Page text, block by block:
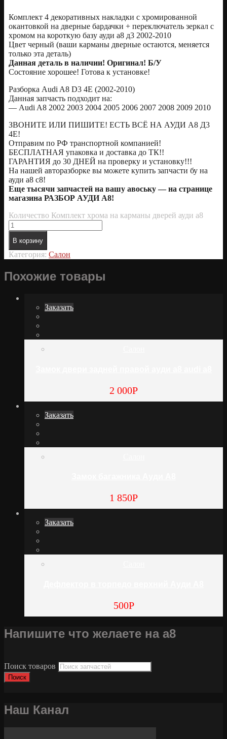
Комплект 4 декоративных накладки с хромированной
окантовкой на дверные бардачки + переключатель зеркал с
хромом на короткую базу ауди а8 д3 2002-2010
Цвет черный (ваши карманы дверные остаются, меняется
только эта деталь)
Данная деталь в наличии! Оригинал! Б/У
Состояние хорошее! Готова к установке!
Разборка Audi A8 D3 4E (2002-2010)
Данная запчасть подходит на:
— Audi A8 2002 2003 2004 2005 2006 2007 2008 2009 2010
ЗВОНИТЕ ИЛИ ПИШИТЕ! ЕСТЬ ВСЁ НА АУДИ А8 Д3
4Е!
Отправим по РФ транспортной компанией!
БЕСПЛАТНАЯ упаковка и доставка до ТК!!
ГАРАНТИЯ до 30 ДНЕЙ на проверку и установку!!!
На нашей авторазборке вы можете купить запчасти бу на
ауди а8 с8!
Еще тысячи запчастей на вашу авоську — на странице
магазина РАЗБОР АУДИ А8!
Количество Комплект хрома на карманы дверей ауди а8
В корзину
Категория: Салон
Похожие товары
Заказать
2 000Р
Заказать
1 850Р
Заказать
500Р
Напишите что желаете на а8
Поиск товаров
Поиск
Наш Канал